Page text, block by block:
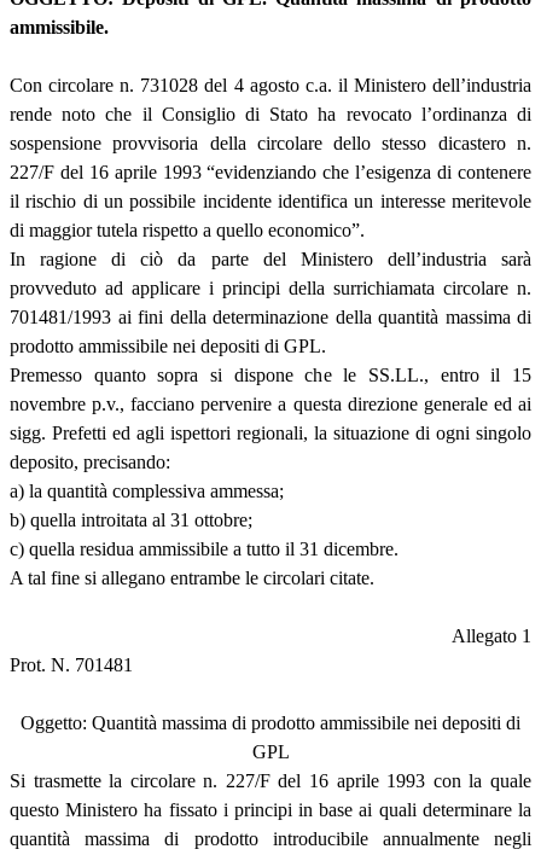
ammissibile.
Con circolare n. 731028 del 4 agosto c.a. il Ministero dell’industria
rende noto che il Consiglio di Stato ha revocato l’ordinanza di
sospensione provvisoria della circolare dello stesso dicastero n.
227/F del 16 aprile 1993 “evidenziando che l’esigenza di contenere
il rischio di un possibile incidente identifica un interesse meritevole
di maggior tutela rispetto a quello economico”.
In ragione di ciò da parte del Ministero dell’industria sarà
provveduto ad applicare i principi della surrichiamata circolare n.
701481/1993 ai fini della determinazione della quantità massima di
prodotto ammissibile nei depositi di GPL.
Premesso quanto sopra si dispone che le SS.LL., entro il 15
novembre p.v., facciano pervenire a questa direzione generale ed ai
sigg. Prefetti ed agli ispettori regionali, la situazione di ogni singolo
deposito, precisando:
a) la quantità complessiva ammessa;
b) quella introitata al 31 ottobre;
c) quella residua ammissibile a tutto il 31 dicembre.
A tal fine si allegano entrambe le circolari citate.
Allegato 1
Prot. N. 701481
Oggetto: Quantità massima di prodotto ammissibile nei depositi di
GPL
Si trasmette la circolare n. 227/F del 16 aprile 1993 con la quale
questo Ministero ha fissato i principi in base ai quali determinare la
quantità massima di prodotto introducibile annualmente negli